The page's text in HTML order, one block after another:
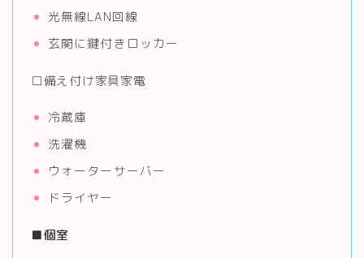
光無線LAN回線
玄関に鍵付きロッカー
□備え付け家具家電
冷蔵庫
洗濯機
ウォーターサーバー
ドライヤー
■個室